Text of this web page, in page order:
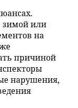
зимой или
на
причиной
нарушения,